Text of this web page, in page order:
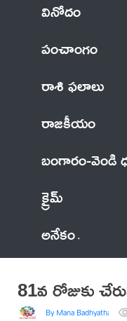
వినోదం
పంచాంగం
రాశి ఫలాలు
రాజకీయం
బంగారం-వెండి
క్రైమ్
అనేకం
81వ రోజుకు
By Mana Badhyatha